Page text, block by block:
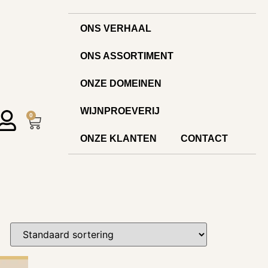
0
ONS VERHAAL
ONS ASSORTIMENT
ONZE DOMEINEN
WIJNPROEVERIJ
ONZE KLANTEN CONTACT